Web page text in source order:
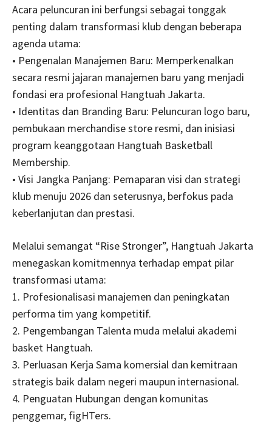
Acara peluncuran ini berfungsi sebagai tonggak
penting dalam transformasi klub dengan beberapa
agenda utama:
• Pengenalan Manajemen Baru: Memperkenalkan
secara resmi jajaran manajemen baru yang menjadi
fondasi era profesional Hangtuah Jakarta.
• Identitas dan Branding Baru: Peluncuran logo baru,
pembukaan merchandise store resmi, dan inisiasi
program keanggotaan Hangtuah Basketball
Membership.
• Visi Jangka Panjang: Pemaparan visi dan strategi
klub menuju 2026 dan seterusnya, berfokus pada
keberlanjutan dan prestasi.
Melalui semangat “Rise Stronger”, Hangtuah Jakarta
menegaskan komitmennya terhadap empat pilar
transformasi utama:
1. Profesionalisasi manajemen dan peningkatan
performa tim yang kompetitif.
2. Pengembangan Talenta muda melalui akademi
basket Hangtuah.
3. Perluasan Kerja Sama komersial dan kemitraan
strategis baik dalam negeri maupun internasional.
4. Penguatan Hubungan dengan komunitas
penggemar, figHTers.